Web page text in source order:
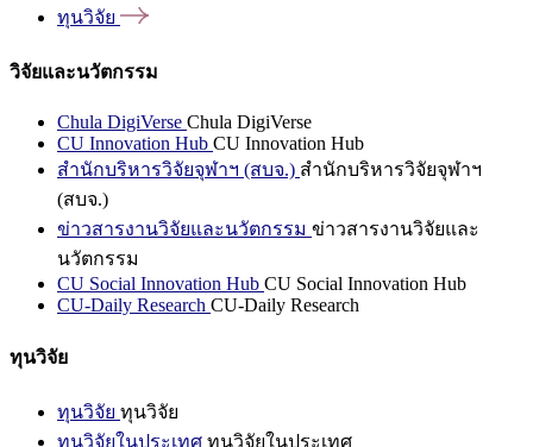
ทุนวิจัย
วิจัยและนวัตกรรม
Chula DigiVerse Chula DigiVerse
CU Innovation Hub CU Innovation Hub
สำนักบริหารวิจัยจุฬาฯ (สบจ.) สำนักบริหารวิจัยจุฬาฯ
(สบจ.)
ข่าวสารงานวิจัยและนวัตกรรม ข่าวสารงานวิจัยและ
นวัตกรรม
CU Social Innovation Hub CU Social Innovation Hub
CU-Daily Research CU-Daily Research
ทุนวิจัย
ทุนวิจัย ทุนวิจัย
ทุนวิจัยในประเทศ ทุนวิจัยในประเทศ